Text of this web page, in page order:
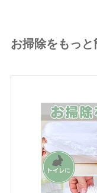
お掃除をもっ